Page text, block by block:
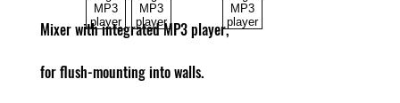
Mixer with integrated MP3 player,
for flush-mounting into walls.